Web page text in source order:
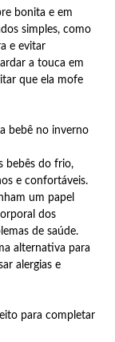
bonita e em
simples, como
e evitar
a touca em
que ela mofe
bebê no inverno
bebês do frio,
e confortáveis.
um papel
dos
de saúde.
alternativa para
alergias e
para completar